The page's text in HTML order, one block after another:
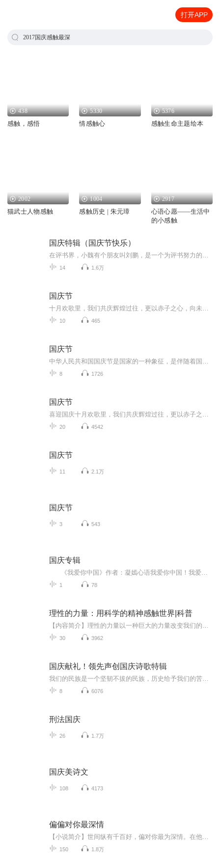
打开APP
2017国庆感触最深
438
感触，感悟
5330
情感触心
5376
感触生命主题绘本
2002
猫武士人物感触
1004
感触历史 | 朱元璋
2917
心语心愿——生活中
的小感触
国庆特辑（国庆节快乐）
14 1.6万
国庆节
10 465
国庆节
8 1726
国庆节
20 4542
国庆节
11 2.1万
国庆节
3 543
国庆专辑
1 78
理性的力量：用科学的精神感触世界|科普
30 3962
国庆献礼！领先声创国庆诗歌特辑
8 6076
刑法国庆
26 1.7万
国庆美诗文
108 4173
偏偏对你最深情
150 1.8万